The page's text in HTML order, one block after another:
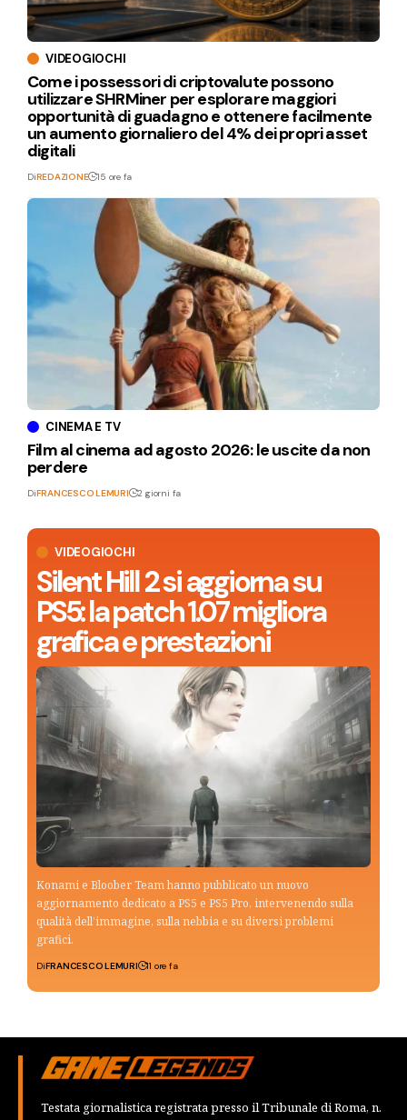
VIDEOGIOCHI
Silent Hill 2 si aggiorna su
PS5: la patch 1.07 migliora
grafica e prestazioni
Konami e Bloober Team hanno pubblicato un nuovo
aggiornamento dedicato a PS5 e PS5 Pro, intervenendo sulla
qualità dell’immagine, sulla nebbia e su diversi problemi
grafici.
DiFRANCESCO LEMURI 11 ore fa
VIDEOGIOCHI
Come i possessori di criptovalute possono
utilizzare SHRMiner per esplorare maggiori
opportunità di guadagno e ottenere facilmente
un aumento giornaliero del 4% dei propri asset
digitali
DiREDAZIONE 15 ore fa
CINEMA E TV
Film al cinema ad agosto 2026: le uscite da non
perdere
DiFRANCESCO LEMURI 2 giorni fa
Testata giornalistica registrata presso il Tribunale di Roma, n.